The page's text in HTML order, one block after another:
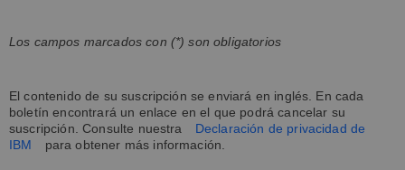
Los campos marcados con (*) son obligatorios
El contenido de su suscripción se enviará en inglés. En cada
boletín encontrará un enlace en el que podrá cancelar su
suscripción. Consulte nuestra
Declaración de privacidad de
IBM
para obtener más información.